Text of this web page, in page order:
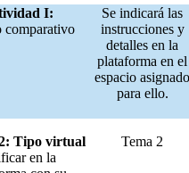
I:
comparativo
Se indicará las
instrucciones y
detalles en la
plataforma en el
espacio asignado
para ello.
Tipo virtual
en la
Tema 2